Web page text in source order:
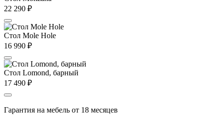
22 290 ₽
Стол Mole Hole
16 990 ₽
Стол Lomond, барный
17 490 ₽
Гарантия на мебель от 18 месяцев